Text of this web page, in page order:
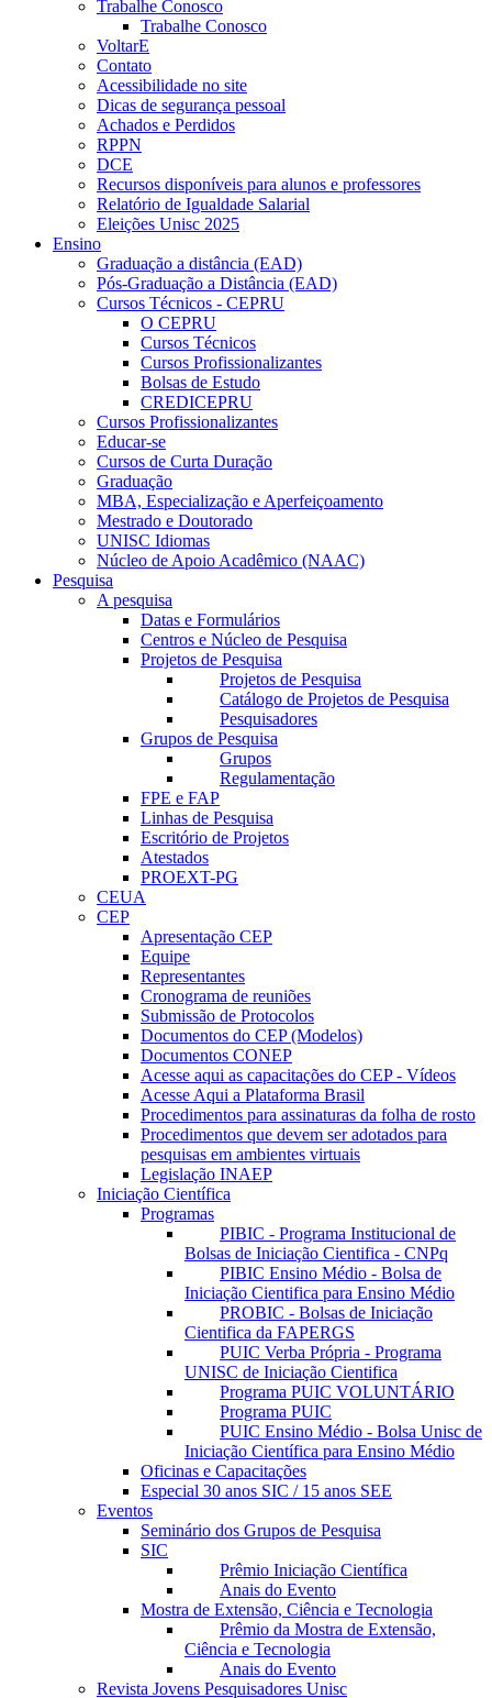
Trabalhe Conosco
Trabalhe Conosco
VoltarE
Contato
Acessibilidade no site
Dicas de segurança pessoal
Achados e Perdidos
RPPN
DCE
Recursos disponíveis para alunos e professores
Relatório de Igualdade Salarial
Eleições Unisc 2025
Ensino
Graduação a distância (EAD)
Pós-Graduação a Distância (EAD)
Cursos Técnicos - CEPRU
O CEPRU
Cursos Técnicos
Cursos Profissionalizantes
Bolsas de Estudo
CREDICEPRU
Cursos Profissionalizantes
Educar-se
Cursos de Curta Duração
Graduação
MBA, Especialização e Aperfeiçoamento
Mestrado e Doutorado
UNISC Idiomas
Núcleo de Apoio Acadêmico (NAAC)
Pesquisa
A pesquisa
Datas e Formulários
Centros e Núcleo de Pesquisa
Projetos de Pesquisa
Projetos de Pesquisa
Catálogo de Projetos de Pesquisa
Pesquisadores
Grupos de Pesquisa
Grupos
Regulamentação
FPE e FAP
Linhas de Pesquisa
Escritório de Projetos
Atestados
PROEXT-PG
CEUA
CEP
Apresentação CEP
Equipe
Representantes
Cronograma de reuniões
Submissão de Protocolos
Documentos do CEP (Modelos)
Documentos CONEP
Acesse aqui as capacitações do CEP - Vídeos
Acesse Aqui a Plataforma Brasil
Procedimentos para assinaturas da folha de rosto
Procedimentos que devem ser adotados para
pesquisas em ambientes virtuais
Legislação INAEP
Iniciação Científica
Programas
PIBIC - Programa Institucional de
Bolsas de Iniciação Cientifica - CNPq
PIBIC Ensino Médio - Bolsa de
Iniciação Cientifica para Ensino Médio
PROBIC - Bolsas de Iniciação
Cientifica da FAPERGS
PUIC Verba Própria - Programa
UNISC de Iniciação Cientifica
Programa PUIC VOLUNTÁRIO
Programa PUIC
PUIC Ensino Médio - Bolsa Unisc de
Iniciação Científica para Ensino Médio
Oficinas e Capacitações
Especial 30 anos SIC / 15 anos SEE
Eventos
Seminário dos Grupos de Pesquisa
SIC
Prêmio Iniciação Científica
Anais do Evento
Mostra de Extensão, Ciência e Tecnologia
Prêmio da Mostra de Extensão,
Ciência e Tecnologia
Anais do Evento
Revista Jovens Pesquisadores Unisc